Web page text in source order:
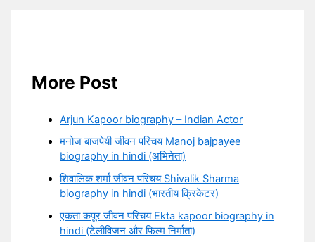
More Post
Arjun Kapoor biography – Indian Actor
मनोज बाजपेयी जीवन परिचय Manoj bajpayee
biography in hindi (अभिनेता)
शिवालिक शर्मा जीवन परिचय Shivalik Sharma
biography in hindi (भारतीय क्रिकेटर)
एकता कपूर जीवन परिचय Ekta kapoor biography in
hindi (टेलीविजन और फिल्म निर्माता)